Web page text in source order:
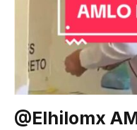
@elhilomx